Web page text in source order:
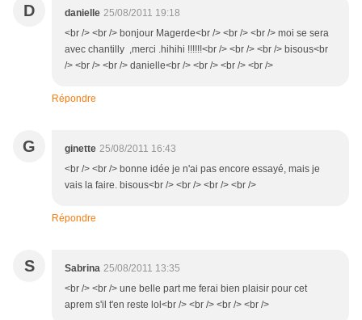
D danielle 25/08/2011 19:18
<br /> <br /> bonjour Magerde<br /> <br /> <br /> moi se sera
avec chantilly ,merci .hihihi !!!!!!<br /> <br /> <br /> bisous<br
/> <br /> <br /> danielle<br /> <br /> <br /> <br />
Répondre
G ginette 25/08/2011 16:43
<br /> <br /> bonne idée je n'ai pas encore essayé, mais je
vais la faire. bisous<br /> <br /> <br /> <br />
Répondre
S Sabrina 25/08/2011 13:35
<br /> <br /> une belle part me ferai bien plaisir pour cet
aprem s'il t'en reste lol<br /> <br /> <br /> <br />